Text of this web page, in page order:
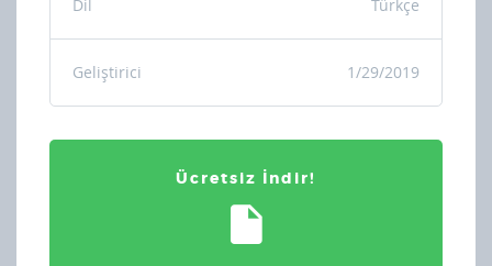
Dil Türkçe
Geliştirici 1/29/2019
Ücretsiz İndir!